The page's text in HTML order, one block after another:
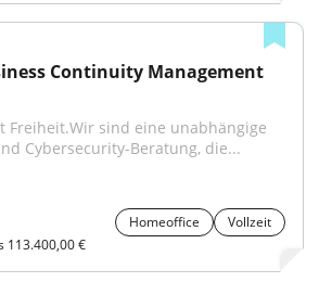
Continuity Management
Freiheit.Wir sind eine unabhängige
Cybersecurity-Beratung, die...
Homeoffice
Vollzeit
113.400,00 €